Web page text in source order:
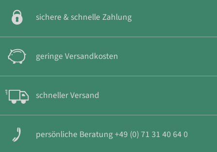
sichere & schnelle Zahlung
geringe Versandkosten
schneller Versand
persönliche Beratung +49 (0) 71 31 40 64 0